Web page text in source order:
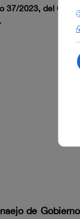
37/2023, del
de